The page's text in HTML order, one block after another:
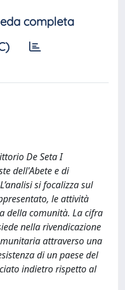
completa
De Seta I
dell'Abete e di
si focalizza sul
le attività
della comunità. La cifra
nella rivendicazione
attraverso una
di un paese del
indietro rispetto al